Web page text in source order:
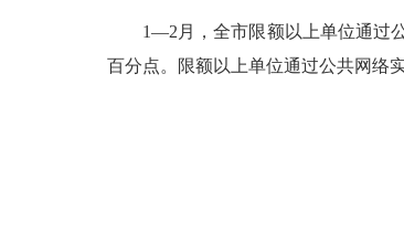
1—2月，全市限额以上单位通过公
百分点。限额以上单位通过公共网络